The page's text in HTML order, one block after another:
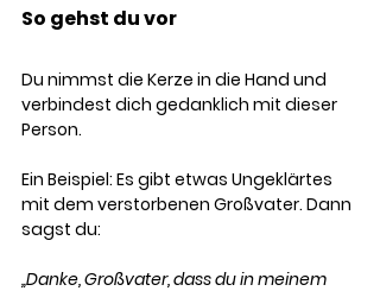
So gehst du vor
Du nimmst die Kerze in die Hand und
verbindest dich gedanklich mit dieser
Person.
Ein Beispiel: Es gibt etwas Ungeklärtes
mit dem verstorbenen Großvater. Dann
sagst du:
„Danke, Großvater, dass du in meinem